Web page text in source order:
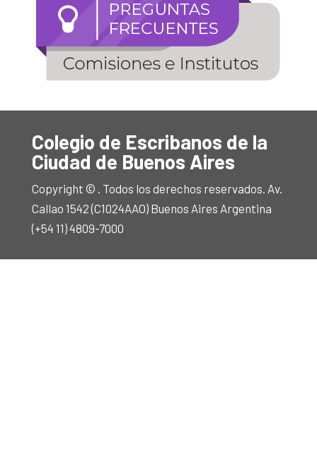
Colegio de Escribanos de la
Ciudad de Buenos Aires
Copyright © . Todos los derechos reservados. Av.
Callao 1542 (C1024AAO) Buenos Aires Argentina
(+54 11) 4809-7000